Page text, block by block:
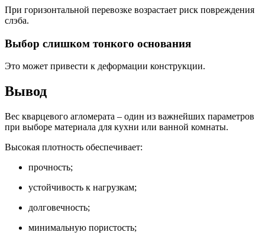
При горизонтальной перевозке возрастает риск повреждения
слэба.
Выбор слишком тонкого основания
Это может привести к деформации конструкции.
Вывод
Вес кварцевого агломерата – один из важнейших параметров
при выборе материала для кухни или ванной комнаты.
Высокая плотность обеспечивает:
прочность;
устойчивость к нагрузкам;
долговечность;
минимальную пористость;